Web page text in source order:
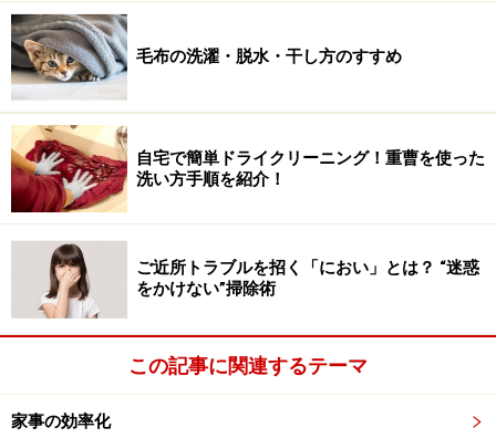
そして、このキュートなラッ
キーピッグの絵柄にも大注目！です。
さらに、ポットだけでなく箱にもかわいいブタさんがい
っぱいなんですよ～。
パッケージもかわいいので、気取らない気軽なプレゼン
トとしても最適です。
この水出しポットで作るおいしい冷茶を、夏も冬もみな
さんでどうぞ。
「ＣＯＣＯＡ」
http://www.rakuten.co.jp/cocoa/
毛布の洗濯・脱水・干し方のすすめ
自宅で簡単ドライクリーニング！重曹を使った
洗い方手順を紹介！
ご近所トラブルを招く「におい」とは？ “迷惑
をかけない”掃除術
この記事に関連するテーマ
家事の効率化